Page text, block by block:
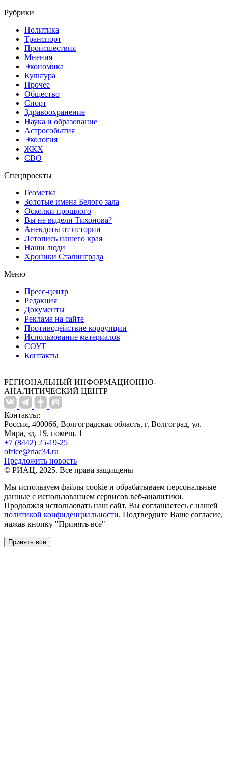
Рубрики
Политика
Транспорт
Происшествия
Мнения
Экономика
Культура
Прочее
Общество
Спорт
Здравоохранение
Наука и образование
Астрособытия
Экология
ЖКХ
СВО
Спецпроекты
Геометка
Золотые имена Белого зала
Осколки прошлого
Вы не видели Тихонова?
Анекдоты от истории
Летопись нашего края
Наши люди
Хроники Сталинграда
Меню
Пресс-центр
Редакция
Документы
Реклама на сайте
Противодействие коррупции
Использование материалов
СОУТ
Контакты
РЕГИОНАЛЬНЫЙ ИНФОРМАЦИОННО-
АНАЛИТИЧЕСКИЙ ЦЕНТР
Контакты:
Россия, 400066, Волгоградская область, г. Волгоград, ул.
Мира, зд. 19, помещ. 1
+7 (8442) 25-19-25
office@riac34.ru
Предложить новость
© РИАЦ, 2025. Все права защищены
Мы используем файлы сookie и обрабатываем персональные
данные с использованием сервисов веб-аналитики.
Продолжая использовать наш сайт, Вы соглашаетесь с нашей
политикой конфиденциальности. Подтвердите Ваше согласие,
нажав кнопку "Принять все"
Принять все